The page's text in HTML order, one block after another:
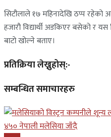
सिटौलाले १७ महिनादेखि ठप्प रहेको
हजारौ विद्यार्थी अडकिएर बसेको र
बाटो खोल्ने बताए।
प्रतिक्रिया लेख्नुहोस्:-
सम्बन्धित समाचारहरु